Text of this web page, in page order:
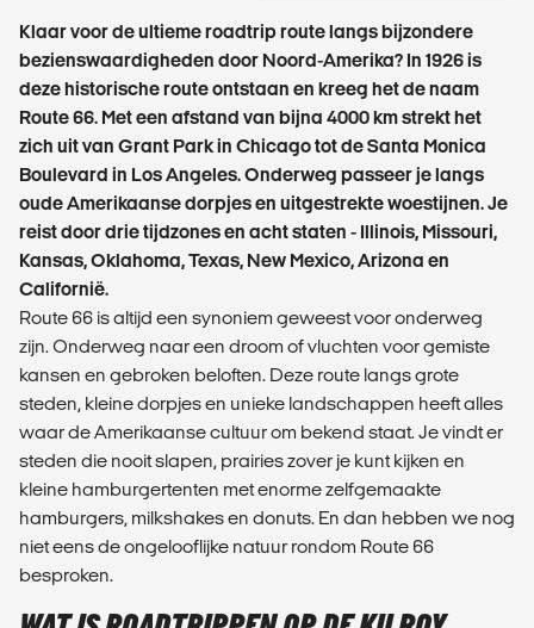
Klaar voor de ultieme roadtrip route langs bijzondere
bezienswaardigheden door Noord-Amerika? In 1926 is
deze historische route ontstaan en kreeg het de naam
Route 66. Met een afstand van bijna 4000 km strekt het
zich uit van Grant Park in Chicago tot de Santa Monica
Boulevard in Los Angeles. Onderweg passeer je langs
oude Amerikaanse dorpjes en uitgestrekte woestijnen. Je
reist door drie tijdzones en acht staten - Illinois, Missouri,
Kansas, Oklahoma, Texas, New Mexico, Arizona en
Californië.
Route 66 is altijd een synoniem geweest voor onderweg
zijn. Onderweg naar een droom of vluchten voor gemiste
kansen en gebroken beloften. Deze route langs grote
steden, kleine dorpjes en unieke landschappen heeft alles
waar de Amerikaanse cultuur om bekend staat. Je vindt er
steden die nooit slapen, prairies zover je kunt kijken en
kleine hamburgertenten met enorme zelfgemaakte
hamburgers, milkshakes en donuts. En dan hebben we nog
niet eens de ongelooflijke natuur rondom Route 66
besproken.